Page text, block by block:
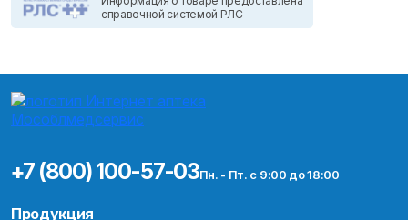
справочной системой РЛС
+7 (800) 100-57-03Пн. - Пт. с 9:00 до 18:00
Продукция